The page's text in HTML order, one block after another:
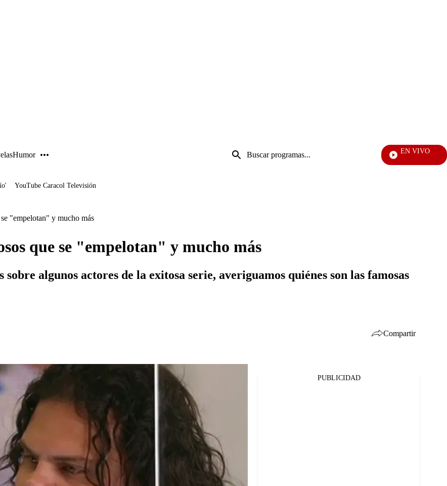
Humor
Entrada
de
EN VIVO
YouTube Caracol Televisión
"empelotan" y mucho más
que se "empelotan" y mucho más
algunos actores de la exitosa serie, averiguamos quiénes son las famosas
Compartir
PUBLICIDAD